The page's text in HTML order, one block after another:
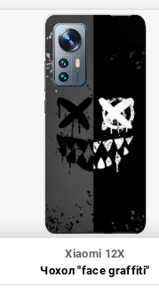
Xiaomi 12X
Чохол "face graffiti"